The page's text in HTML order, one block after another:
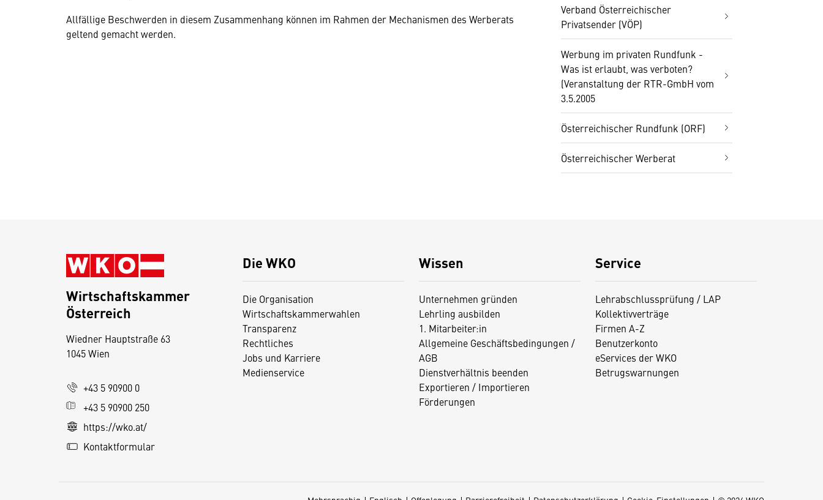
Allfällige Beschwerden in diesem Zusammenhang können im Rahmen der Mechanismen des Werberats
geltend gemacht werden.
Verband Österreichischer
Privatsender (VÖP)
Werbung im privaten Rundfunk -
Was ist erlaubt, was verboten?
(Veranstaltung der RTR-GmbH vom
3.5.2005
Österreichischer Rundfunk (ORF)
Österreichischer Werberat
Die WKO
Die Organisation
Wirtschaftskammerwahlen
Transparenz
Rechtliches
Jobs und Karriere
Medienservice
Wissen
Unternehmen gründen
Lehrling ausbilden
1. Mitarbeiter:in
Allgemeine Geschäftsbedingungen /
AGB
Dienstverhältnis beenden
Exportieren / Importieren
Förderungen
Service
Lehrabschlussprüfung / LAP
Kollektivverträge
Firmen A-Z
Benutzerkonto
eServices der WKO
Betrugswarnungen
Wirtschaftskammer
Österreich
Wiedner Hauptstraße 63
1045 Wien
+43 5 90900 0
+43 5 90900 250
https://wko.at/
Kontaktformular